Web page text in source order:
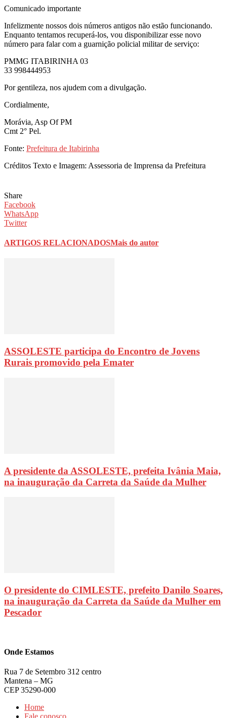
Comunicado importante
Infelizmente nossos dois números antigos não estão funcionando.
Enquanto tentamos recuperá-los, vou disponibilizar esse novo
número para falar com a guarnição policial militar de serviço:
PMMG ITABIRINHA 03
33 998444953
Por gentileza, nos ajudem com a divulgação.
Cordialmente,
Morávia, Asp Of PM
Cmt 2° Pel.
Fonte: Prefeitura de Itabirinha
Créditos Texto e Imagem: Assessoria de Imprensa da Prefeitura
Share
Facebook
WhatsApp
Twitter
ARTIGOS RELACIONADOSMais do autor
ASSOLESTE participa do Encontro de Jovens
Rurais promovido pela Emater
A presidente da ASSOLESTE, prefeita Ivânia Maia,
na inauguração da Carreta da Saúde da Mulher
O presidente do CIMLESTE, prefeito Danilo Soares,
na inauguração da Carreta da Saúde da Mulher em
Pescador
Onde Estamos
Rua 7 de Setembro 312 centro
Mantena – MG
CEP 35290-000
Home